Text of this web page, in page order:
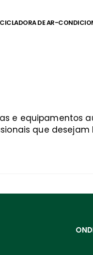
DE AR-
e equipamentos
que desejam